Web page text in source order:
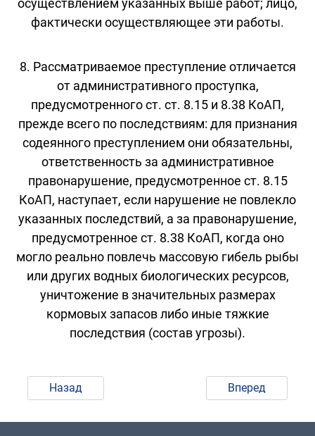
осуществлением указанных выше работ; лицо,
фактически осуществляющее эти работы.
8. Рассматриваемое преступление отличается
от административного проступка,
предусмотренного ст. ст. 8.15 и 8.38 КоАП,
прежде всего по последствиям: для признания
содеянного преступлением они обязательны,
ответственность за административное
правонарушение, предусмотренное ст. 8.15
КоАП, наступает, если нарушение не повлекло
указанных последствий, а за правонарушение,
предусмотренное ст. 8.38 КоАП, когда оно
могло реально повлечь массовую гибель рыбы
или других водных биологических ресурсов,
уничтожение в значительных размерах
кормовых запасов либо иные тяжкие
последствия (состав угрозы).
Назад Вперед